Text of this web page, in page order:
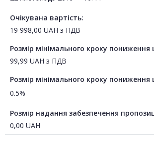
Очікувана вартість:
19 998,00 UAH з ПДВ
Розмір мінімального кроку пониження
99,99 UAH з ПДВ
Розмір мінімального кроку пониження
0.5%
Розмір надання забезпечення
0,00 UAH